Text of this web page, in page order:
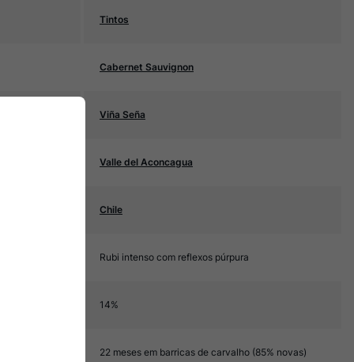
Tintos
Cabernet Sauvignon
Viña Seña
Valle del Aconcagua
Chile
Rubi intenso com reflexos púrpura
14%
22 meses em barricas de carvalho (85% novas)